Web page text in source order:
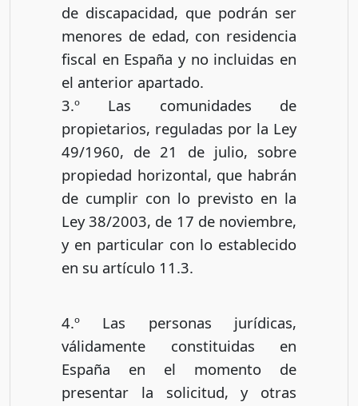
de discapacidad, que podrán ser
menores de edad, con residencia
fiscal en España y no incluidas en
el anterior apartado.
3.º Las comunidades de
propietarios, reguladas por la Ley
49/1960, de 21 de julio, sobre
propiedad horizontal, que habrán
de cumplir con lo previsto en la
Ley 38/2003, de 17 de noviembre,
y en particular con lo establecido
en su artículo 11.3.
4.º Las personas jurídicas,
válidamente constituidas en
España en el momento de
presentar la solicitud, y otras